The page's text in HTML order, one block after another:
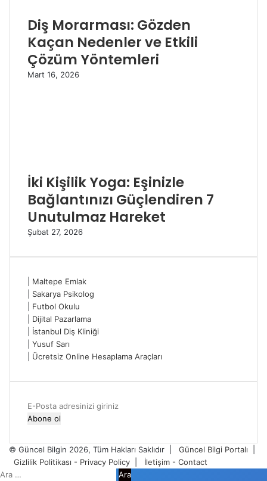
Diş Morarması: Gözden
Kaçan Nedenler ve Etkili
Çözüm Yöntemleri
Mart 16, 2026
İki Kişilik Yoga: Eşinizle
Bağlantınızı Güçlendiren 7
Unutulmaz Hareket
Şubat 27, 2026
Maltepe Emlak
Sakarya Psikolog
Futbol Okulu
Dijital Pazarlama
İstanbul Diş Kliniği
Yusuf Sarı
Ücretsiz Online Hesaplama Araçları
E-
Posta
giriniz
© Güncel Bilgin 2026, Tüm Hakları Saklıdır | Güncel Bilgi Portalı
Gizlilik Politikası - Privacy Policy
İletişim - Contact
Facebook
Twitter
WhatsApp
Telegram
Viber
Kapalı
Arama: